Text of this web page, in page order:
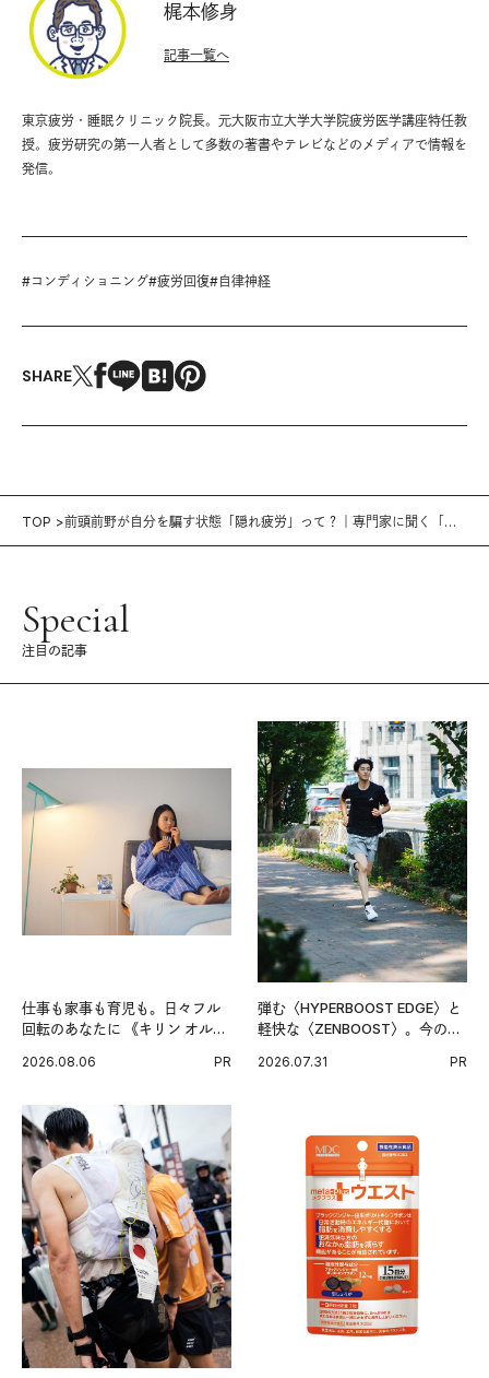
梶本修身
東京疲労・睡眠クリニック院長。元大阪市立大学大学院疲労医学講座特任教
授。疲労研究の第一人者として多数の著書やテレビなどのメディアで情報を
発信。
記事一覧へ
#コンディショニング#疲労回復#自律神経
SHARE
TOP
前頭前野が自分を騙す状態「隠れ疲労」って？｜専門家に聞く「疲
Special
注目の記事
仕事も家事も育児も。日々フル
回転のあなたに 《キリン オルニ
2026.08.06 PR
弾む〈HYPERBOOST EDGE〉と
軽快な〈ZENBOOST〉。今の時
出した新機軸。
2026.07.31 PR